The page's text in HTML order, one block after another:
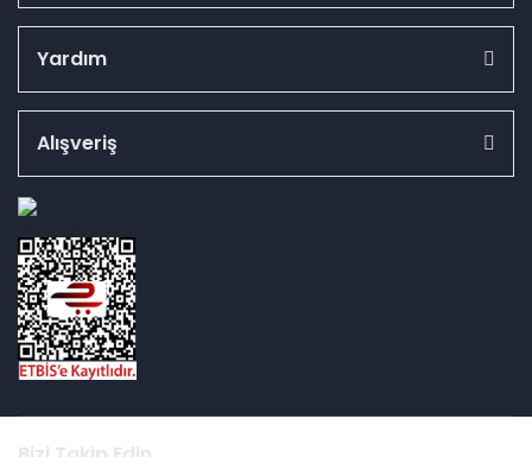
Yardım
Alışveriş